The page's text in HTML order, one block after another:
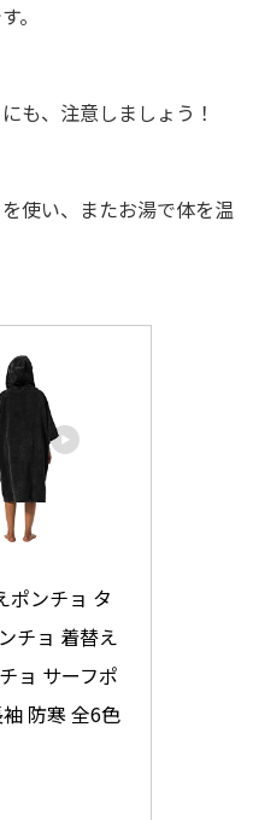
。
も、注意しましょう！
使い、またお湯で体を温
ンチョ タ
チョ 着替え
ョ サーフポ
防寒 全6色